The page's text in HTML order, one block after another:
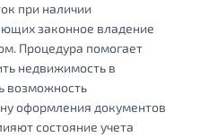
при наличии
законное владение
Процедура помогает
недвижимость в
возможность
оформления документов
состояние учета